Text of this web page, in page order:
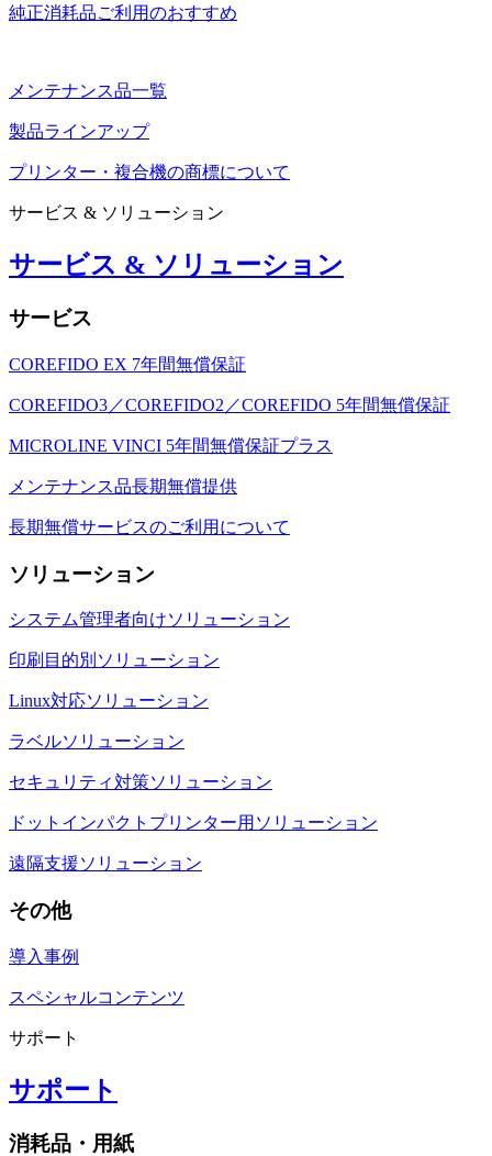
純正消耗品ご利用のおすすめ
メンテナンス品一覧
製品ラインアップ
プリンター・複合機の商標について
サービス & ソリューション
サービス & ソリューション
サービス
COREFIDO EX 7年間無償保証
COREFIDO3／COREFIDO2／COREFIDO 5年間無償保証
MICROLINE VINCI 5年間無償保証プラス
メンテナンス品長期無償提供
長期無償サービスのご利用について
ソリューション
システム管理者向けソリューション
印刷目的別ソリューション
Linux対応ソリューション
ラベルソリューション
セキュリティ対策ソリューション
ドットインパクトプリンター用ソリューション
遠隔支援ソリューション
その他
導入事例
スペシャルコンテンツ
サポート
サポート
消耗品・用紙